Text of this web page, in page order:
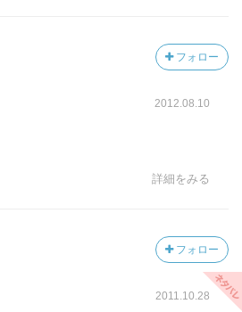
フォロー
2012.08.10
詳細をみる
フォロー
2011.10.28